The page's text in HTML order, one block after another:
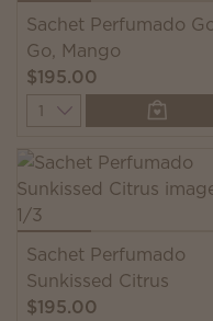
Sachet Perfumado
Go, Mango
$195.00
Quantity
Sachet Perfumado
Sunkissed Citrus
$195.00